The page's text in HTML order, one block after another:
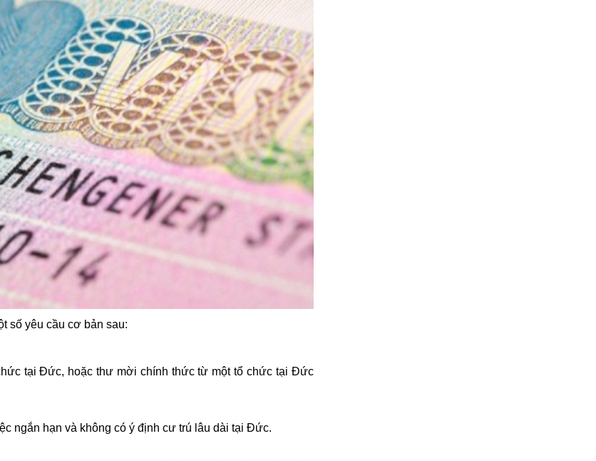
số yêu cầu cơ bản sau:
tại Đức, hoặc thư mời chính thức từ một tổ chức tại Đức
ngắn hạn và không có ý định cư trú lâu dài tại Đức.